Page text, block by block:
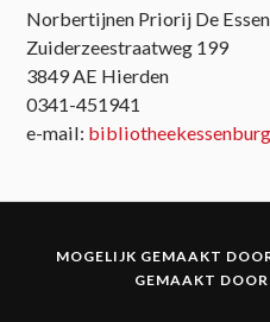
Norbertijnen Priorij De
Zuiderzeestraatweg 199
3849 AE Hierden
0341-451941
e-mail:
MOGELIJK GEMAAKT
GEMAAKT DOOR